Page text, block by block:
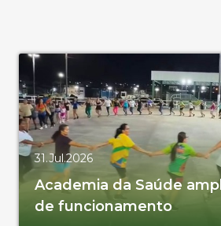
31.Jul.2026
Academia da Saúde
de funcionamento